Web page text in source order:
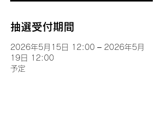
抽選受付期間
2026年5月15日 12:00 – 2026年5月
19日 12:00
予定